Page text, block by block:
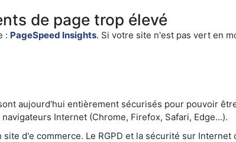
de page trop élevé
: PageSpeed Insights. Si votre site n'est pas vert en
aujourd'hui entièrement sécurisés pour pouvoir
Internet (Chrome, Firefox, Safari, Edge...).
d'e commerce. Le RGPD et la sécurité sur